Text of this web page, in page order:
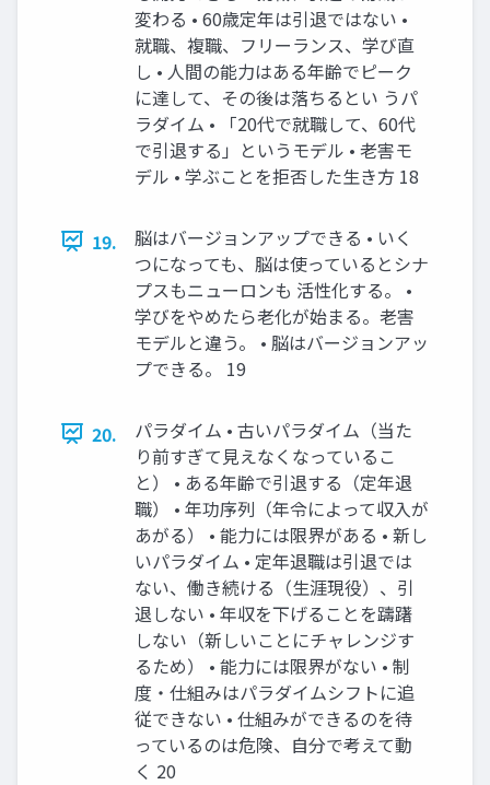
変わる • 60歳定年は引退ではない •
就職、複職、フリーランス、学び直
し • ⼈間の能⼒はある年齢でピーク
に達して、その後は落ちるとい うパ
ラダイム • 「20代で就職して、60代
で引退する」というモデル • ⽼害モ
デル • 学ぶことを拒否した⽣き⽅ 18
19.
脳はバージョンアップできる • いく
つになっても、脳は使っているとシナ
プスもニューロンも 活性化する。 •
学びをやめたら⽼化が始まる。⽼害
モデルと違う。 • 脳はバージョンアッ
プできる。 19
20.
パラダイム • 古いパラダイム（当た
り前すぎて⾒えなくなっているこ
と） • ある年齢で引退する（定年退
職） • 年功序列（年令によって収⼊が
あがる） • 能⼒には限界がある • 新し
いパラダイム • 定年退職は引退では
ない、働き続ける（⽣涯現役）、引
退しない • 年収を下げることを躊躇
しない（新しいことにチャレンジす
るため） • 能⼒には限界がない • 制
度・仕組みはパラダイムシフトに追
従できない • 仕組みができるのを待
っているのは危険、⾃分で考えて動
く 20